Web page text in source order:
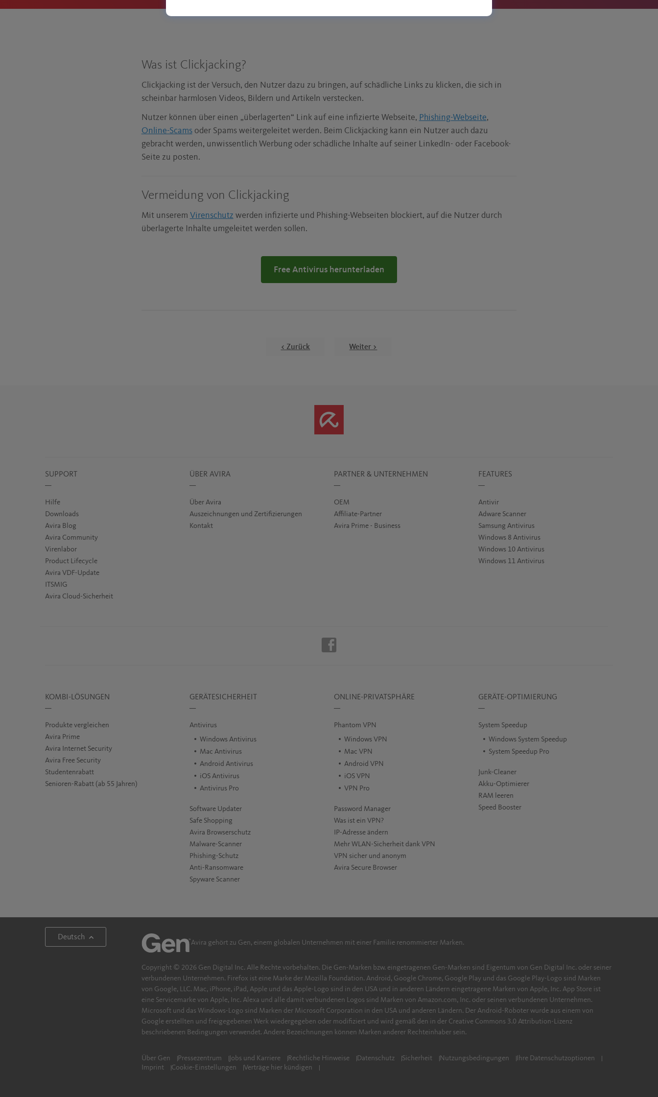
Was ist Clickjacking?
Clickjacking ist der Versuch, den Nutzer dazu zu bringen, auf schädliche Links zu klicken, die sich in
scheinbar harmlosen Videos, Bildern und Artikeln verstecken.
Nutzer können über einen „überlagerten“ Link auf eine infizierte Webseite, Phishing-Webseite,
Online-Scamsoder Spams weitergeleitet werden. Beim Clickjacking kann ein Nutzer auch dazu
gebracht werden, unwissentlich Werbung oder schädliche Inhalte auf seiner LinkedIn- oder Facebook-
Seite zu posten.
Vermeidung von Clickjacking
Mit unserem Virenschutz werden infizierte und Phishing-Webseiten blockiert, auf die Nutzer durch
überlagerte Inhalte umgeleitet werden sollen.
Free Antivirus herunterladen
< Zurück Weiter >
SUPPORT
Hilfe
Downloads
Avira Blog
Avira Community
Virenlabor
Product Lifecycle
Avira VDF-Update
ITSMIG
Avira Cloud-Sicherheit
ÜBER AVIRA
Über Avira
Auszeichnungen und Zertifizierungen
Kontakt
PARTNER & UNTERNEHMEN
OEM
Affiliate-Partner
Avira Prime - Business
FEATURES
Antivir
Adware Scanner
Samsung Antivirus
Windows 8 Antivirus
Windows 10 Antivirus
Windows 11 Antivirus
KOMBI-LÖSUNGEN
Produkte vergleichen
Avira Prime
Avira Internet Security
Avira Free Security
Studentenrabatt
Senioren-Rabatt (ab 55 Jahren)
GERÄTESICHERHEIT
Antivirus
Windows Antivirus
Mac Antivirus
Android Antivirus
iOS Antivirus
Antivirus Pro
Software Updater
Safe Shopping
Avira Browserschutz
Malware-Scanner
Phishing-Schutz
Anti-Ransomware
Spyware Scanner
ONLINE-PRIVATSPHÄRE
Phantom VPN
Windows VPN
Mac VPN
Android VPN
iOS VPN
VPN Pro
Password Manager
Was ist ein VPN?
IP-Adresse ändern
Mehr WLAN-Sicherheit dank VPN
VPN sicher und anonym
Avira Secure Browser
GERÄTE-OPTIMIERUNG
System Speedup
Windows System Speedup
System Speedup Pro
Junk-Cleaner
Akku-Optimierer
RAM leeren
Speed Booster
Deutsch
Avira gehört zu Gen, einem globalen Unternehmen mit einer Familie renommierter Marken.
Copyright © 2026 Gen Digital Inc. Alle Rechte vorbehalten. Die Gen-Marken bzw. eingetragenen Gen-Marken sind Eigentum von Gen Digital Inc. oder seiner
verbundenen Unternehmen. Firefox ist eine Marke der Mozilla Foundation. Android, Google Chrome, Google Play und das Google Play-Logo sind Marken
von Google, LLC. Mac, iPhone, iPad, Apple und das Apple-Logo sind in den USA und in anderen Ländern eingetragene Marken von Apple, Inc. App Store ist
eine Servicemarke von Apple, Inc. Alexa und alle damit verbundenen Logos sind Marken von Amazon.com, Inc. oder seinen verbundenen Unternehmen.
Microsoft und das Windows-Logo sind Marken der Microsoft Corporation in den USA und anderen Ländern. Der Android-Roboter wurde aus einem von
Google erstellten und freigegebenen Werk wiedergegeben oder modifiziert und wird gemäß den in der Creative Commons 3.0 Attribution-Lizenz
beschriebenen Bedingungen verwendet. Andere Bezeichnungen können Marken anderer Rechteinhaber sein.
Über Gen Pressezentrum Jobs und Karriere Rechtliche Hinweise Datenschutz Sicherheit Nutzungsbedingungen
Ihre Datenschutzoptionen
Imprint
Cookie-Einstellungen Verträge hier kündigen